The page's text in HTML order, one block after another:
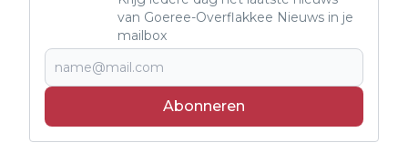
van Goeree-Overflakkee Nieuws in je
mailbox
Abonneren